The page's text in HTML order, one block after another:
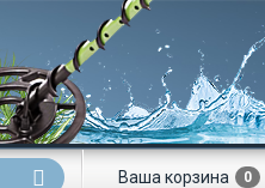
0
Ваша корзина